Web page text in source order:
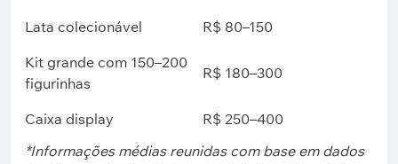
Lata colecionável
R$ 80–150
Kit grande com 150–200
figurinhas
R$ 180–300
Caixa display
R$ 250–400
*Informações médias reunidas com base em dados